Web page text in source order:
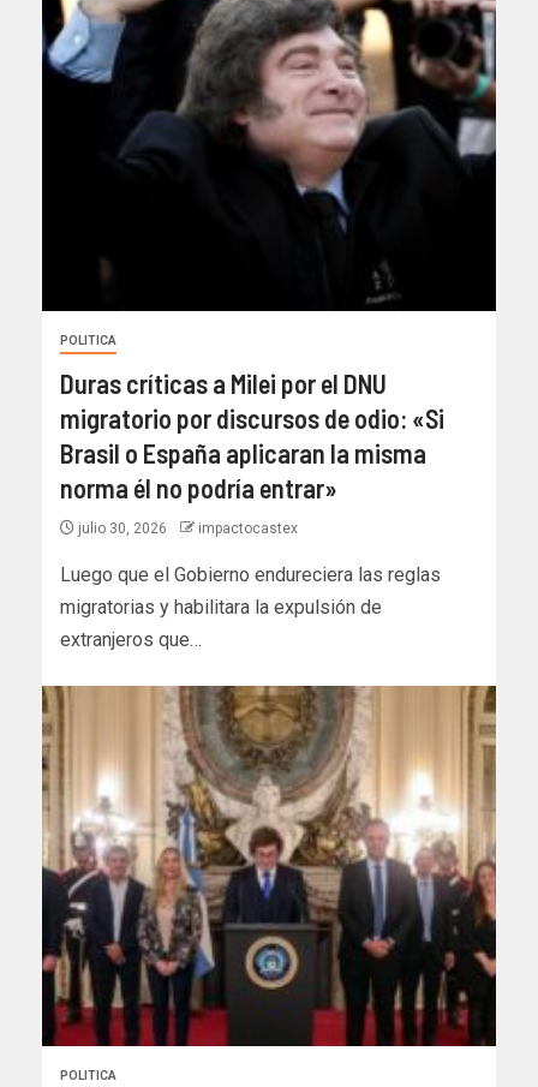
POLITICA
Duras críticas a Milei por el DNU
migratorio por discursos de odio: «Si
Brasil o España aplicaran la misma
norma él no podría entrar»
julio 30, 2026 impactocastex
Luego que el Gobierno endureciera las reglas
migratorias y habilitara la expulsión de
extranjeros que…
POLITICA